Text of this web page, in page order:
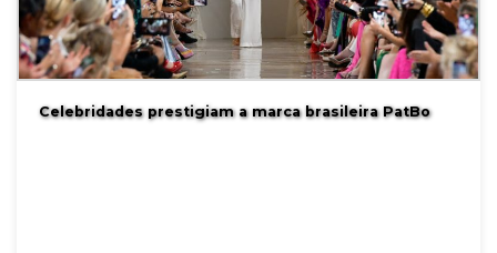
Celebridades prestigiam a marca brasileira PatBo